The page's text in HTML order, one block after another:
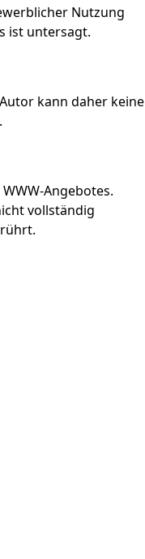
Nutzung
ist untersagt.
kann daher keine
Angebotes.
vollständig